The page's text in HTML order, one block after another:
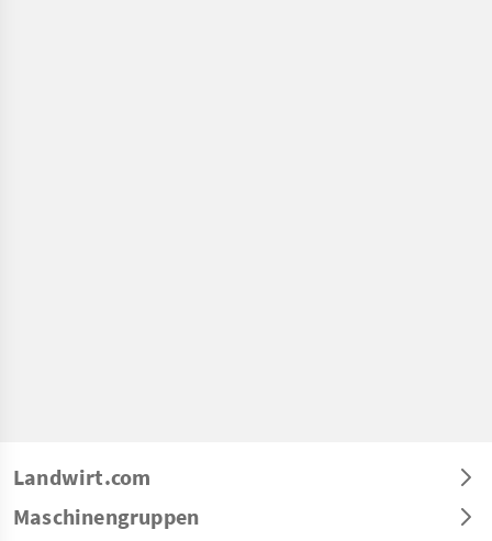
Landwirt.com
Maschinengruppen